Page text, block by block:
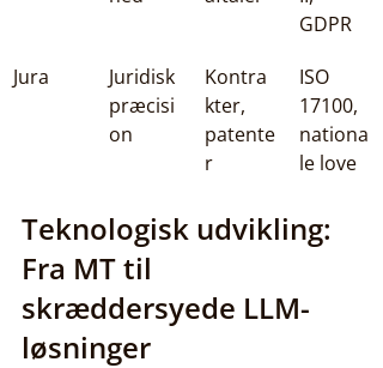
GDPR
Jura
Juridisk
præcisi
on
Kontra
kter,
patente
r
ISO
17100,
nationa
le love
Teknologisk udvikling:
Fra MT til
skræddersyede LLM-
løsninger